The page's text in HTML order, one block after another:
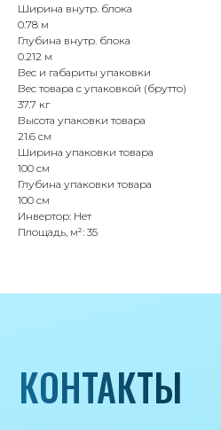
Ширина внутр. блока
0.78 м
Глубина внутр. блока
0.212 м
Вес и габариты упаковки
Вес товара с упаковкой (брутто)
37.7 кг
Высота упаковки товара
21.6 см
Ширина упаковки товара
100 см
Глубина упаковки товара
100 см
Инвертор: Нет
Площадь, м²: 35
данных